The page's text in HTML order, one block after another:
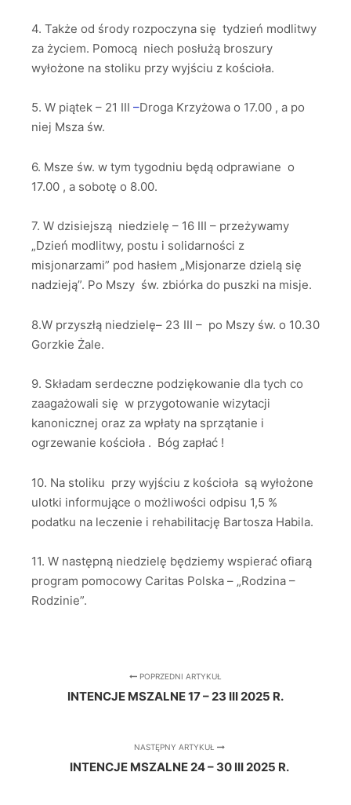
4. Także od środy rozpoczyna się tydzień modlitwy
za życiem. Pomocą niech posłużą broszury
wyłożone na stoliku przy wyjściu z kościoła.
5. W piątek – 21 III –Droga Krzyżowa o 17.00 , a po
niej Msza św.
6. Msze św. w tym tygodniu będą odprawiane o
17.00 , a sobotę o 8.00.
7. W dzisiejszą niedzielę – 16 III – przeżywamy
„Dzień modlitwy, postu i solidarności z
misjonarzami” pod hasłem „Misjonarze dzielą się
nadzieją”. Po Mszy św. zbiórka do puszki na misje.
8.W przyszłą niedzielę– 23 III – po Mszy św. o 10.30
Gorzkie Żale.
9. Składam serdeczne podziękowanie dla tych co
zaagażowali się w przygotowanie wizytacji
kanonicznej oraz za wpłaty na sprzątanie i
ogrzewanie kościoła . Bóg zapłać !
10. Na stoliku przy wyjściu z kościoła są wyłożone
ulotki informujące o możliwości odpisu 1,5 %
podatku na leczenie i rehabilitację Bartosza Habila.
11. W następną niedzielę będziemy wspierać ofiarą
program pomocowy Caritas Polska – „Rodzina –
Rodzinie”.
POPRZEDNI ARTYKUŁ
INTENCJE MSZALNE 17 – 23 III 2025 R.
NASTĘPNY ARTYKUŁ
INTENCJE MSZALNE 24 – 30 III 2025 R.